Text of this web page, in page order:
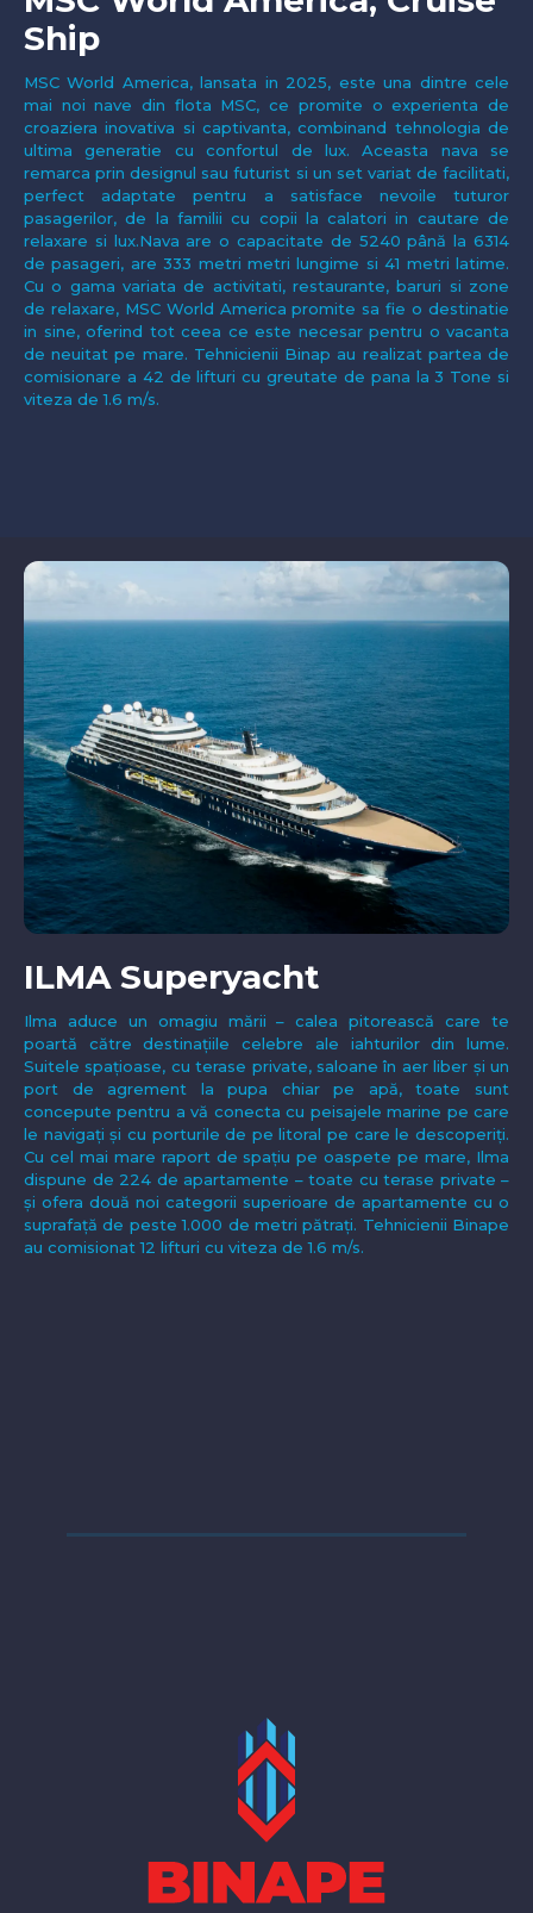
Ship
MSC World America, lansata in 2025, este una dintre cele
mai noi nave din flota MSC, ce promite o experienta de
croaziera inovativa si captivanta, combinand tehnologia de
ultima generatie cu confortul de lux. Aceasta nava se
remarca prin designul sau futurist si un set variat de facilitati,
perfect adaptate pentru a satisface nevoile tuturor
pasagerilor, de la familii cu copii la calatori in cautare de
relaxare si lux.Nava are o capacitate de 5240 până la 6314
de pasageri, are 333 metri metri lungime si 41 metri latime.
Cu o gama variata de activitati, restaurante, baruri si zone
de relaxare, MSC World America promite sa fie o destinatie
in sine, oferind tot ceea ce este necesar pentru o vacanta
de neuitat pe mare. Tehnicienii Binap au realizat partea de
comisionare a 42 de lifturi cu greutate de pana la 3 Tone si
viteza de 1.6 m/s.
ILMA Superyacht
Ilma aduce un omagiu mării – calea pitorească care te
poartă către destinațiile celebre ale iahturilor din lume.
Suitele spațioase, cu terase private, saloane în aer liber și un
port de agrement la pupa chiar pe apă, toate sunt
concepute pentru a vă conecta cu peisajele marine pe care
le navigați și cu porturile de pe litoral pe care le descoperiți.
Cu cel mai mare raport de spațiu pe oaspete pe mare, Ilma
dispune de 224 de apartamente – toate cu terase private –
și ofera două noi categorii superioare de apartamente cu o
suprafață de peste 1.000 de metri pătrați. Tehnicienii Binape
au comisionat 12 lifturi cu viteza de 1.6 m/s.